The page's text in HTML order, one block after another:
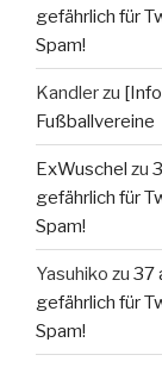
gefährlich für
Spam!
Kandlerzu
Fußballvereine
ExWuschel zu
gefährlich für
Spam!
Yasuhiko zu 37
gefährlich für
Spam!